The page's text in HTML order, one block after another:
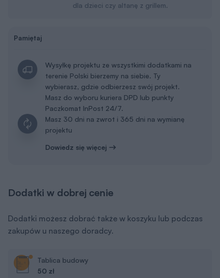
dla dzieci czy altanę z grillem.
Pamiętaj
Wysyłkę projektu ze wszystkimi dodatkami na
terenie Polski bierzemy na siebie. Ty
wybierasz, gdzie odbierzesz swój projekt.
Masz do wyboru kuriera DPD lub punkty
Paczkomat InPost 24/7.
Masz 30 dni na zwrot i 365 dni na wymianę
projektu
Dowiedz się więcej
Dodatki w dobrej cenie
Dodatki możesz dobrać także w koszyku lub podczas
zakupów u naszego doradcy.
Tablica budowy
50 zł